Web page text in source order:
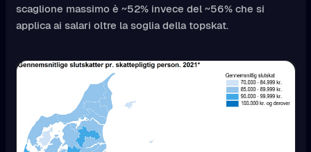
scaglione massimo è ~52% invece del ~56% che si
applica ai salari oltre la soglia della topskat.